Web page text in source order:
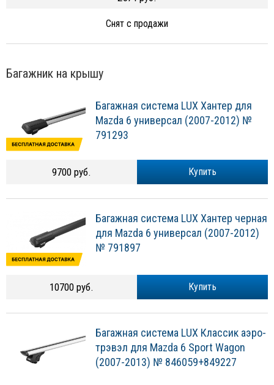
Снят с продажи
Багажник на крышу
Багажная система LUX Хантер для
Mazda 6 универсал (2007-2012) №
791293
Купить
9700 руб.
Багажная система LUX Хантер черная
для Mazda 6 универсал (2007-2012)
№ 791897
Купить
10700 руб.
Багажная система LUX Классик аэро-
трэвэл для Mazda 6 Sport Wagon
(2007-2013) № 846059+849227